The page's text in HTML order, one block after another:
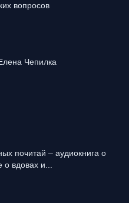
вопросов
Чепилка
почитай – аудиокнига о
о вдовах и...